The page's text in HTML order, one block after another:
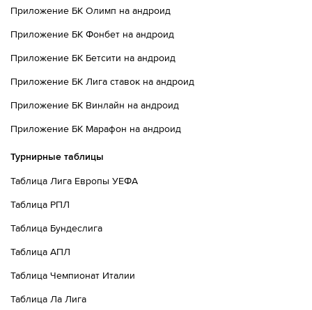
Приложение БК Олимп на андроид
Приложение БК Фонбет на андроид
Приложение БК Бетсити на андроид
Приложение БК Лига ставок на андроид
Приложение БК Винлайн на андроид
Приложение БК Марафон на андроид
Турнирные таблицы
Таблица Лига Европы УЕФА
Таблица РПЛ
Таблица Бундеслига
Таблица АПЛ
Таблица Чемпионат Италии
Таблица Ла Лига